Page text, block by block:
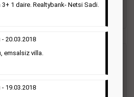
Reklam)
firmaların tanıtımlarının, duyuru
1 daire. Realtybank- Netsi Sadi.
- 20.03.2018
emsalsiz villa.
- 19.03.2018